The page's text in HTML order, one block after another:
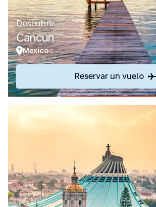
Descubrir
Cancún
Mexico
Reservar un vuelo